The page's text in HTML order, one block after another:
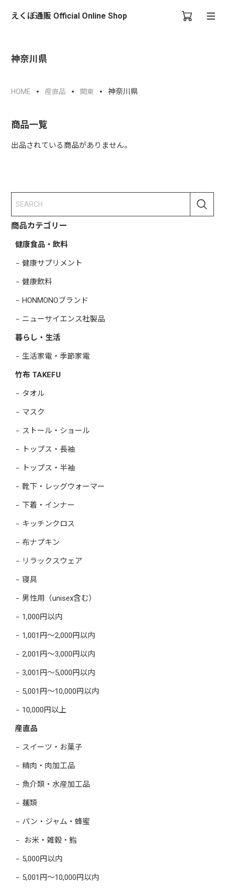
えくぼ通販 Official Online Shop
神奈川県
商品カテゴリー
健康食品・飲料
健康サプリメント
健康飲料
HONMONOブランド
ニューサイエンス社製品
暮らし・生活
生活家電・季節家電
竹布 TAKEFU
タオル
マスク
ストール・ショール
トップス・長袖
トップス・半袖
靴下・レッグウォーマー
下着・インナー
キッチンクロス
布ナプキン
リラックスウェア
寝具
男性用（unisex含む）
1,000円以内
1,001円～2,000円以内
2,001円～3,000円以内
3,001円～5,000円以内
5,001円～10,000円以内
10,000円以上
産直品
スイーツ・お菓子
精肉・肉加工品
魚介類・水産加工品
麺類
パン・ジャム・蜂蜜
お米・雑穀・鮨
5,000円以内
5,001円～10,000円以内
HOME 産直品 関東 神奈川県
商品一覧
出品されている商品がありません。